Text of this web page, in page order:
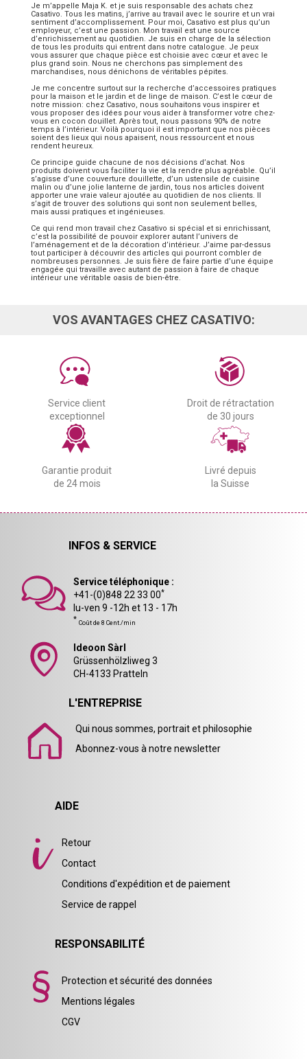
Je m’appelle Maja K. et je suis responsable des achats chez
Casativo. Tous les matins, j’arrive au travail avec le sourire et un vrai
sentiment d’accomplissement. Pour moi, Casativo est plus qu’un
employeur, c’est une passion. Mon travail est une source
d’enrichissement au quotidien. Je suis en charge de la sélection
de tous les produits qui entrent dans notre catalogue. Je peux
vous assurer que chaque pièce est choisie avec cœur et avec le
plus grand soin. Nous ne cherchons pas simplement des
marchandises, nous dénichons de véritables pépites.
Je me concentre surtout sur la recherche d’accessoires pratiques
pour la maison et le jardin et de linge de maison. C’est le cœur de
notre mission: chez Casativo, nous souhaitons vous inspirer et
vous proposer des idées pour vous aider à transformer votre chez-
vous en cocon douillet. Après tout, nous passons 90% de notre
temps à l’intérieur. Voilà pourquoi il est important que nos pièces
soient des lieux qui nous apaisent, nous ressourcent et nous
rendent heureux.
Ce principe guide chacune de nos décisions d’achat. Nos
produits doivent vous faciliter la vie et la rendre plus agréable. Qu’il
s’agisse d’une couverture douillette, d’un ustensile de cuisine
malin ou d’une jolie lanterne de jardin, tous nos articles doivent
apporter une vraie valeur ajoutée au quotidien de nos clients. Il
s’agit de trouver des solutions qui sont non seulement belles,
mais aussi pratiques et ingénieuses.
Ce qui rend mon travail chez Casativo si spécial et si enrichissant,
c’est la possibilité de pouvoir explorer autant l’univers de
l’aménagement et de la décoration d’intérieur. J’aime par-dessus
tout participer à découvrir des articles qui pourront combler de
nombreuses personnes. Je suis fière de faire partie d’une équipe
engagée qui travaille avec autant de passion à faire de chaque
intérieur une véritable oasis de bien-être.
VOS AVANTAGES CHEZ CASATIVO:
Service client
exceptionnel
Droit de rétractation
de 30 jours
Garantie produit
de 24 mois
Livré depuis
la Suisse
INFOS & SERVICE
Service téléphonique :
+41-(0)848 22 33 00*
lu-ven 9 -12h et 13 - 17h
* Coût de 8 Cent./min
Ideoon Sàrl
Grüssenhölzliweg 3
CH-4133 Pratteln
L'ENTREPRISE
Qui nous sommes, portrait et philosophie
Abonnez-vous à notre newsletter
AIDE
Retour
Contact
Conditions d'expédition et de paiement
Service de rappel
RESPONSABILITÉ
Protection et sécurité des données
Mentions légales
CGV